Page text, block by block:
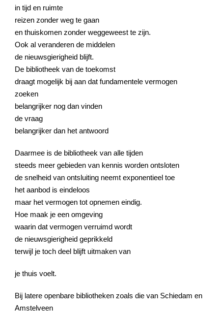
in tijd en ruimte
reizen zonder weg te gaan
en thuiskomen zonder weggeweest te zijn.
Ook al veranderen de middelen
de nieuwsgierigheid blijft.
De bibliotheek van de toekomst
draagt mogelijk bij aan dat fundamentele vermogen
zoeken
belangrijker nog dan vinden
de vraag
belangrijker dan het antwoord
Daarmee is de bibliotheek van alle tijden
steeds meer gebieden van kennis worden ontsloten
de snelheid van ontsluiting neemt exponentieel toe
het aanbod is eindeloos
maar het vermogen tot opnemen eindig.
Hoe maak je een omgeving
waarin dat vermogen verruimd wordt
de nieuwsgierigheid geprikkeld
terwijl je toch deel blijft uitmaken van
je thuis voelt.
Bij latere openbare bibliotheken zoals die van Schiedam en
Amstelveen